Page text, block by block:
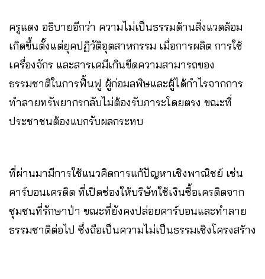
ครูแดง อธิบายอีกว่า ความไม่เป็นธรรมด้านสิ่งแวดล้อม
เกิดขึ้นตั้งแต่ยุคปฏิวัติอุตสาหกรรม เมื่อการผลิต การใช้
เครื่องจักร และสารเคมีเกินขีดความสามารถของ
ธรรมชาติในการฟื้นฟู ผู้ก่อมลพิษและผู้ได้กำไรจากการ
ทำลายทรัพยากรกลับไม่ต้องรับภาระโดยตรง ขณะที่
ประชาชนต้องแบกรับผลกระทบ
ที่ผ่านมามีการใช้แนวคิดการแก้ปัญหาเชิงพาณิชย์ เช่น
คาร์บอนเครดิต ที่เปิดช่องให้บริษัทใช้เงินซื้อเครดิตจาก
ชุมชนที่รักษาป่า ขณะที่ยังคงปล่อยคาร์บอนและทำลาย
ธรรมชาติต่อไป ซึ่งถือเป็นความไม่เป็นธรรมเชิงโครงสร้าง